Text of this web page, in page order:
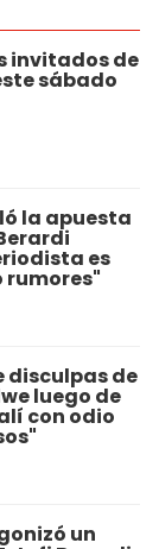
invitados de
sábado
la apuesta
es
rumores"
disculpas de
luego de
con odio
un